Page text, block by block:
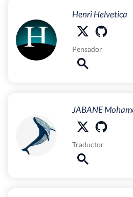
Henri Helvetica
Pensador
JABANE
Traductor